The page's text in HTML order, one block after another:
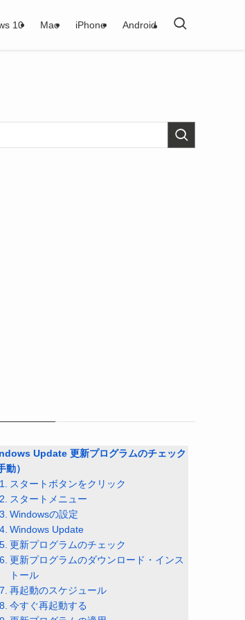
10 Mac iPhone Android
Update 更新プログラムのチェック
動）
スタートボタンをクリック
スタートメニュー
Windowsの設定
Windows Update
更新プログラムのチェック
更新プログラムのダウンロード・インス
トール
再起動のスケジュール
今すぐ再起動する